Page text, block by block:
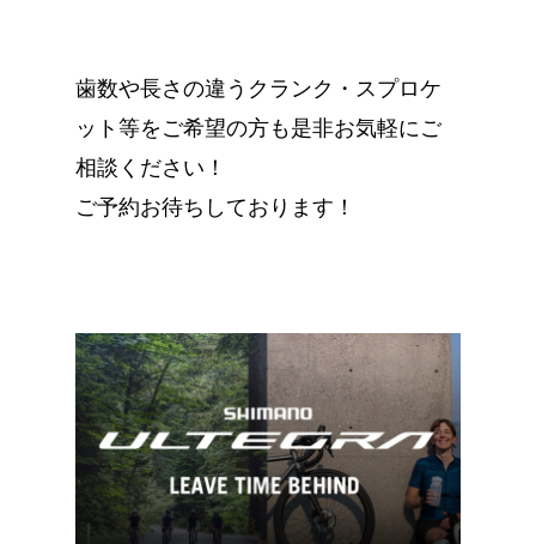
歯数や長さの違うクランク・スプロケ
ット等をご希望の方も是非お気軽にご
相談ください！
ご予約お待ちしております！